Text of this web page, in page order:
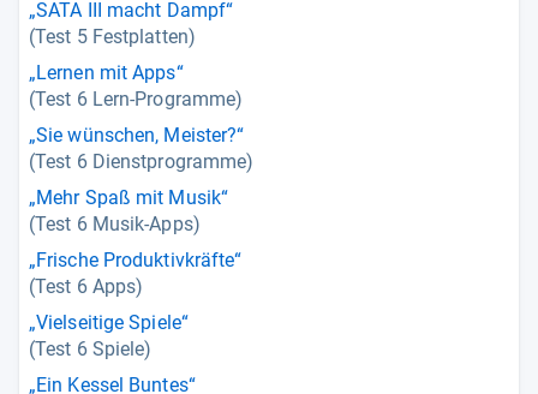
„SATA III macht Dampf“
(Test 5 Festplatten)
„Lernen mit Apps“
(Test 6 Lern-Programme)
„Sie wünschen, Meister?“
(Test 6 Dienstprogramme)
„Mehr Spaß mit Musik“
(Test 6 Musik-Apps)
„Frische Produktivkräfte“
(Test 6 Apps)
„Vielseitige Spiele“
(Test 6 Spiele)
„Ein Kessel Buntes“